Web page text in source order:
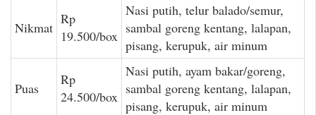
Nikmat
Rp
19.500/box
Nasi putih, telur balado/semur,
sambal goreng kentang, lalapan,
pisang, kerupuk, air minum
Puas
Rp
24.500/box
Nasi putih, ayam bakar/goreng,
sambal goreng kentang, lalapan,
pisang, kerupuk, air minum